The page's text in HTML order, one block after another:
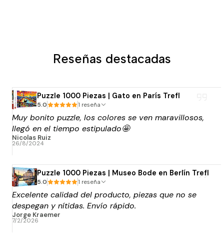
Reseñas destacadas
Puzzle 1000 Piezas | Gato en París Trefl
5.0 1 reseña
Muy bonito puzzle, los colores se ven maravillosos,
llegó en el tiempo estipulado🤩
Nicolas Ruiz
26/8/2024
Puzzle 1000 Piezas | Museo Bode en Berlín Trefl
5.0 1 reseña
Excelente calidad del producto, piezas que no se
despegan y nítidas. Envío rápido.
Jorge Kraemer
7/2/2026